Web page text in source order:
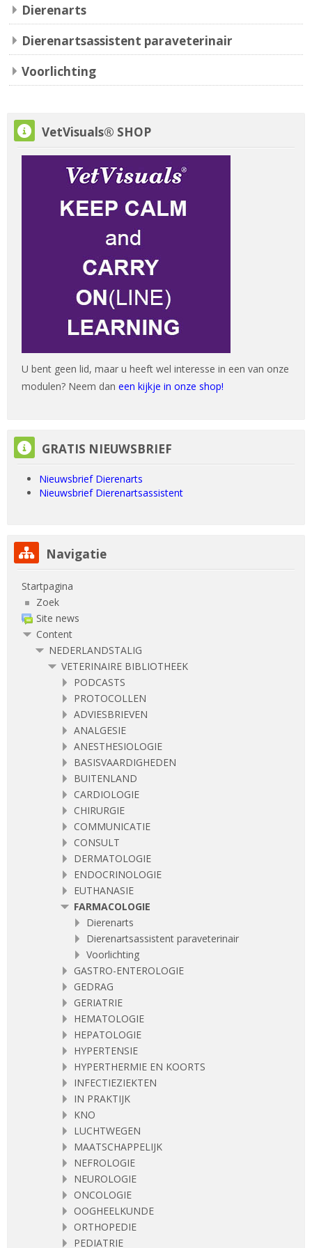
Dierenarts
Dierenartsassistent paraveterinair
Voorlichting
VetVisuals® SHOP overslaan
VetVisuals® SHOP
U bent geen lid, maar u heeft wel interesse in een van onze
modulen? Neem dan een kijkje in onze shop!
GRATIS NIEUWSBRIEF overslaan
GRATIS NIEUWSBRIEF
Nieuwsbrief Dierenarts
Nieuwsbrief Dierenartsassistent
Navigatie overslaan
Navigatie
Startpagina
Zoek
Site news
Content
NEDERLANDSTALIG
VETERINAIRE BIBLIOTHEEK
PODCASTS
PROTOCOLLEN
ADVIESBRIEVEN
ANALGESIE
ANESTHESIOLOGIE
BASISVAARDIGHEDEN
BUITENLAND
CARDIOLOGIE
CHIRURGIE
COMMUNICATIE
CONSULT
DERMATOLOGIE
ENDOCRINOLOGIE
EUTHANASIE
FARMACOLOGIE
Dierenarts
Dierenartsassistent paraveterinair
Voorlichting
GASTRO-ENTEROLOGIE
GEDRAG
GERIATRIE
HEMATOLOGIE
HEPATOLOGIE
HYPERTENSIE
HYPERTHERMIE EN KOORTS
INFECTIEZIEKTEN
IN PRAKTIJK
KNO
LUCHTWEGEN
MAATSCHAPPELIJK
NEFROLOGIE
NEUROLOGIE
ONCOLOGIE
OOGHEELKUNDE
ORTHOPEDIE
PEDIATRIE